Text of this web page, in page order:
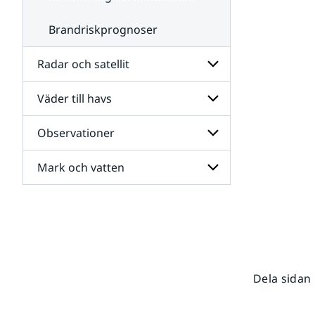
Brandriskprognoser
Radar och satellit
Undersidor
för
Radar
och
satellit
Väder till havs
Undersidor
för
Väder
till
havs
Observationer
Undersidor
för
Mark och vatten
Dela sidan